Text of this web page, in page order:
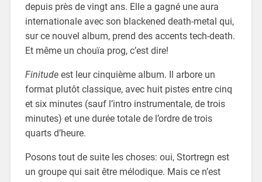
depuis près de vingt ans. Elle a gagné une aura
internationale avec son blackened death-metal qui,
sur ce nouvel album, prend des accents tech-death.
Et même un chouïa prog, c’est dire!
Finitudeest leur cinquième album. Il arbore un
format plutôt classique, avec huit pistes entre cinq
et six minutes (sauf l’intro instrumentale, de trois
minutes) et une durée totale de l’ordre de trois
quarts d’heure.
Posons tout de suite les choses: oui, Stortregn est
un groupe qui sait être mélodique. Mais ce n’est